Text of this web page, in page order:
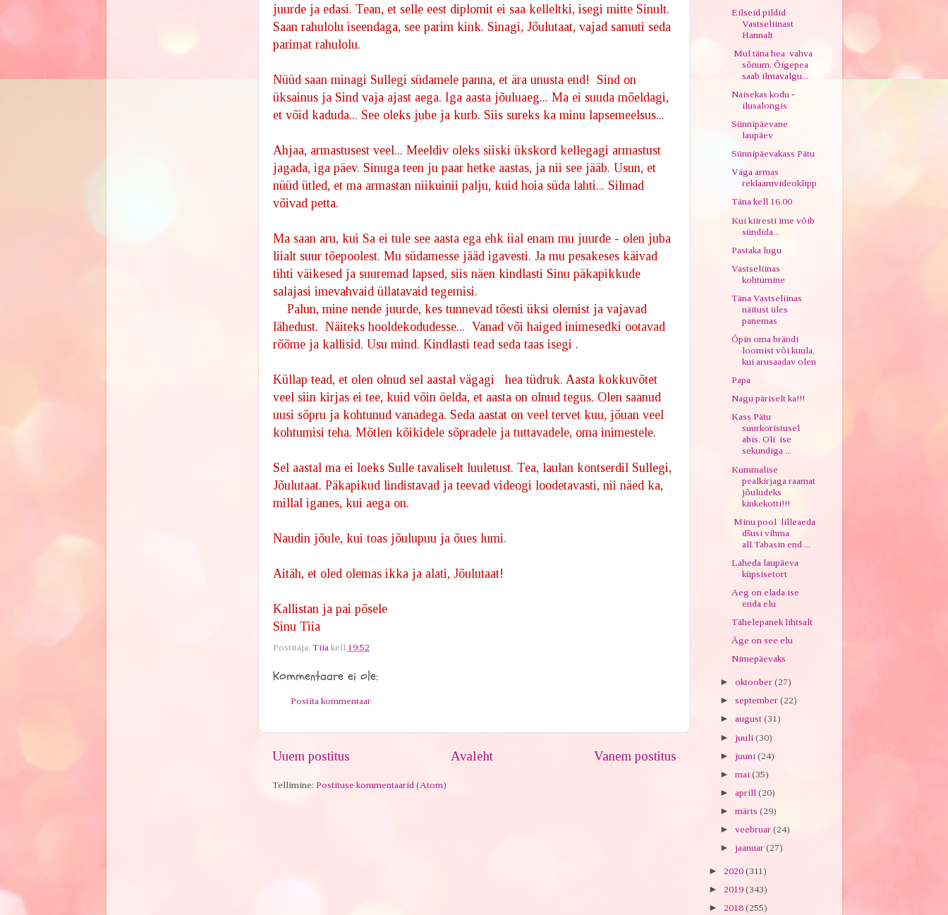
juurde ja edasi. Tean, et selle eest diplomit ei saa kelleltki, isegi mitte Sinult.
Saan rahulolu iseendaga, see parim kink. Sinagi, Jõulutaat, vajad samuti seda
parimat rahulolu.
Nüüd saan minagi Sullegi südamele panna, et ära unusta end! Sind on
üksainus ja Sind vaja ajast aega. Iga aasta jõuluaeg... Ma ei suuda mõeldagi,
et võid kaduda... See oleks jube ja kurb. Siis sureks ka minu lapsemeelsus...
Ahjaa, armastusest veel... Meeldiv oleks siiski ükskord kellegagi armastust
jagada, iga päev. Sinuga teen ju paar hetke aastas, ja nii see jääb. Usun, et
nüüd ütled, et ma armastan niikuinii palju, kuid hoia süda lahti... Silmad
võivad petta.
Ma saan aru, kui Sa ei tule see aasta ega ehk iial enam mu juurde - olen juba
liialt suur tõepoolest. Mu südamesse jääd igavesti. Ja mu pesakeses käivad
tihti väikesed ja suuremad lapsed, siis näen kindlasti Sinu päkapikkude
salajasi imevahvaid üllatavaid tegemisi.
Palun, mine nende juurde, kes tunnevad tõesti üksi olemist ja vajavad
lähedust. Näiteks hooldekodudesse... Vanad või haiged inimesedki ootavad
rõõme ja kallisid. Usu mind. Kindlasti tead seda taas isegi .
Küllap tead, et olen olnud sel aastal vägagi hea tüdruk. Aasta kokkuvõtet
veel siin kirjas ei tee, kuid võin öelda, et aasta on olnud tegus. Olen saanud
uusi sõpru ja kohtunud vanadega. Seda aastat on veel tervet kuu, jõuan veel
kohtumisi teha. Mõtlen kõikidele sõpradele ja tuttavadele, oma inimestele.
Sel aastal ma ei loeks Sulle tavaliselt luuletust. Tea, laulan kontserdil Sullegi,
Jõulutaat. Päkapikud lindistavad ja teevad videogi loodetavasti, nii näed ka,
millal iganes, kui aega on.
Naudin jõule, kui toas jõulupuu ja õues lumi.
Aitäh, et oled olemas ikka ja alati, Jõulutaat!
Kallistan ja pai põsele
Sinu Tiia
Postitaja: Tiia kell 19:52
Kommentaare ei ole:
Postita kommentaar
Uuem postitus Vanem postitus
Avaleht
Tellimine: Postituse kommentaarid (Atom)
Eilseid pildid
Vastseliinast
Hannalt
Mul täna hea vahva
sõnum. Õigepea
saab ilmavalgu...
Naisekas kodu -
ilusalongis
Sünnipäevane
laupäev
Sünnipäevakass Pätu
Väga armas
reklaamvideoklipp
Täna kell 16.00
Kui kiiresti ime võib
sündida...
Pastaka lugu
Vastseliinas
kohtumine
Täna Vastseliinas
näitust üles
panemas
Õpin oma brändi
loomist või kuula,
kui arusaadav olen
Papa
Nagu päriselt ka!!!
Kass Pätu
suurkoristusel
abis. Oli ise
sekundiga ...
Kummalise
pealkirjaga raamat
jõuludeks
kinkekotti!!!
Minu pool lilleaeda
dšusi vihma
all.Tabasin end ...
Laheda laupäeva
küpsisetort
Aeg on elada ise
enda elu
Tähelepanek lihtsalt
Äge on see elu
Nimepäevaks
► oktoober (27)
► september (22)
► august (31)
► juuli (30)
► juuni (24)
► mai (35)
► aprill (20)
► märts (29)
► veebruar (24)
► jaanuar (27)
► 2020 (311)
► 2019 (343)
► 2018 (255)